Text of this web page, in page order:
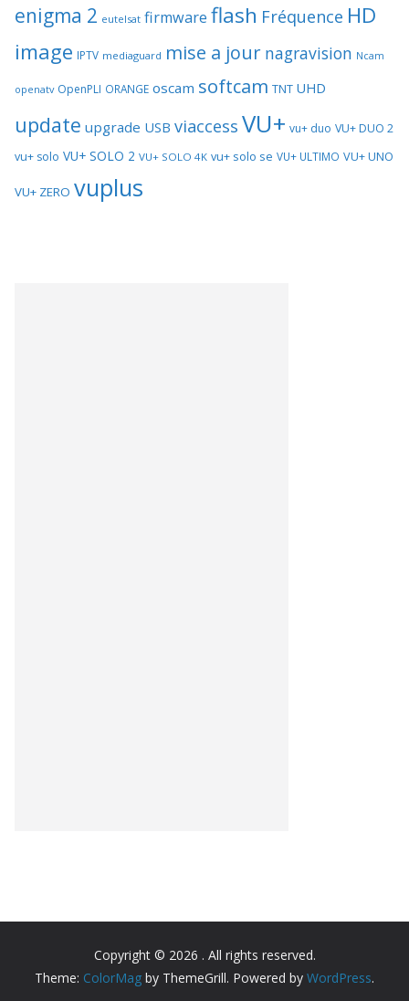
enigma 2 eutelsat firmware flash Fréquence HD
image IPTV mediaguard mise a jour nagravision Ncam
openatv OpenPLI ORANGE oscam softcam TNT UHD
update upgrade USB viaccess VU+ vu+ duo VU+ DUO 2
vu+ solo VU+ SOLO 2 VU+ SOLO 4K vu+ solo se VU+ ULTIMO VU+ UNO
VU+ ZERO vuplus
Copyright © 2026 . All rights reserved.
Theme: ColorMag by ThemeGrill. Powered by WordPress.